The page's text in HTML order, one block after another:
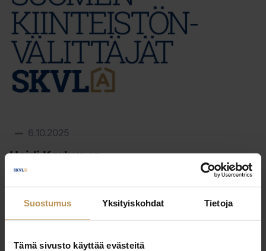
Suostumus Yksityiskohdat Tietoja
Tämä sivusto käyttää evästeitä
6.10.2025
Heidi Karhunen